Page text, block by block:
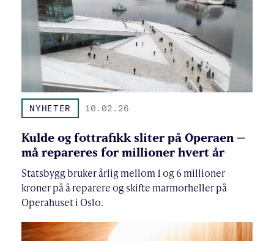
NYHETER 10.02.26
Kulde og fottrafikk sliter på Operaen –
må repareres for millioner hvert år
Statsbygg bruker årlig mellom 1 og 6 millioner
kroner på å reparere og skifte marmorheller på
Operahuset i Oslo.